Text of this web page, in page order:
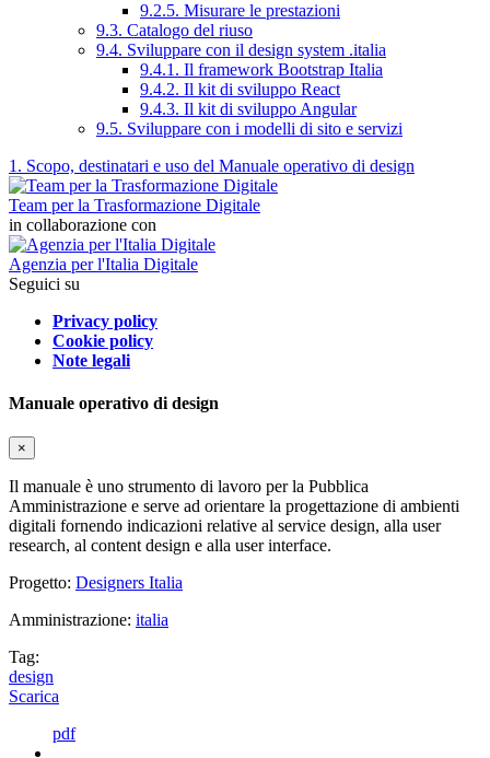
9.2.5. Misurare le prestazioni
9.3. Catalogo del riuso
9.4. Sviluppare con il design system .italia
9.4.1. Il framework Bootstrap Italia
9.4.2. Il kit di sviluppo React
9.4.3. Il kit di sviluppo Angular
9.5. Sviluppare con i modelli di sito e servizi
1. Scopo, destinatari e uso del Manuale operativo di design
Team per la Trasformazione Digitale
in collaborazione con
Agenzia per l'Italia Digitale
Seguici su
Privacy policy
Cookie policy
Note legali
Manuale operativo di design
×
Il manuale è uno strumento di lavoro per la Pubblica
Amministrazione e serve ad orientare la progettazione di ambienti
digitali fornendo indicazioni relative al service design, alla user
research, al content design e alla user interface.
Progetto: Designers Italia
Amministrazione: italia
Tag:
design
Scarica
pdf